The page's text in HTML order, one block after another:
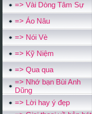
=> Vài Dòng Tâm Sự
=> Áo Nâu
=> Nói Vè
=> Kỹ Niệm
=> Qua qua
=> Nhớ bạn Bùi Anh
Dũng
=> Lời hay ý đẹp